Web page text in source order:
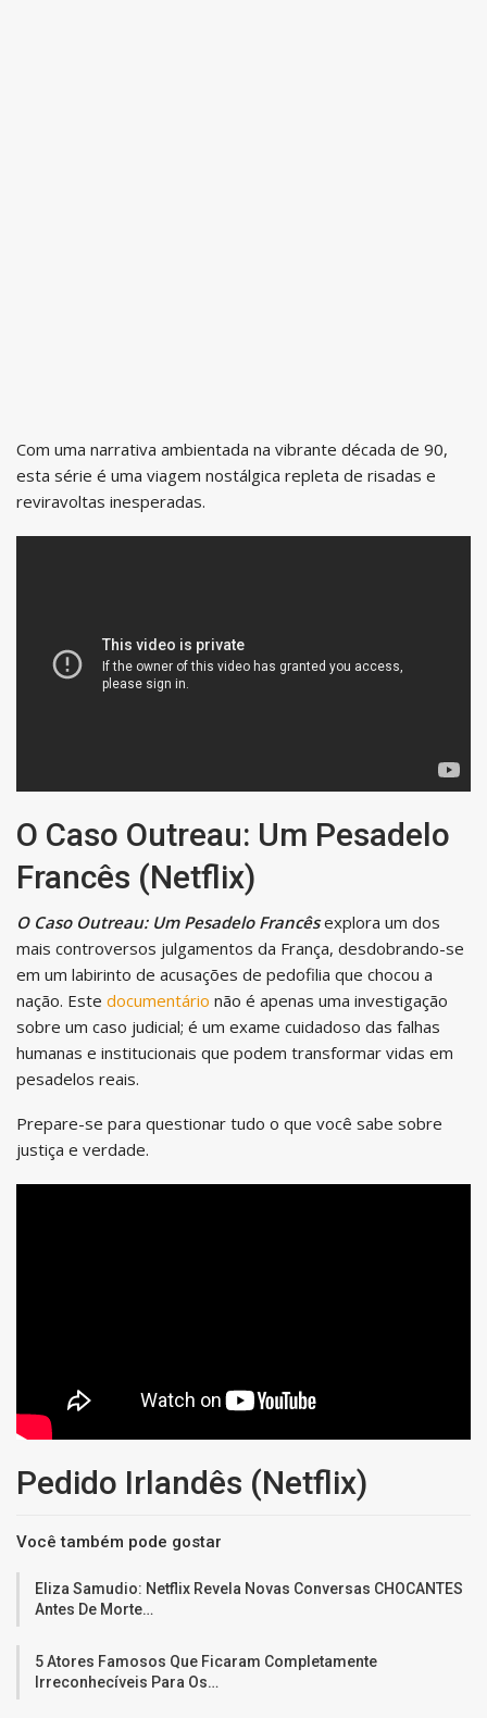
Com uma narrativa ambientada na vibrante década de 90,
esta série é uma viagem nostálgica repleta de risadas e
reviravoltas inesperadas.
O Caso Outreau: Um Pesadelo
Francês (Netflix)
O Caso Outreau: Um Pesadelo Francêsexplora um dos
mais controversos julgamentos da França, desdobrando-se
em um labirinto de acusações de pedofilia que chocou a
nação. Este documentário não é apenas uma investigação
sobre um caso judicial; é um exame cuidadoso das falhas
humanas e institucionais que podem transformar vidas em
pesadelos reais.
Prepare-se para questionar tudo o que você sabe sobre
justiça e verdade.
Pedido Irlandês (Netflix)
Você também pode gostar
Eliza Samudio: Netflix Revela Novas Conversas CHOCANTES
Antes De Morte…
5 Atores Famosos Que Ficaram Completamente
Irreconhecíveis Para Os…